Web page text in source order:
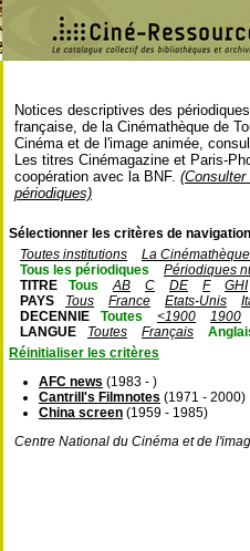
Notices descriptives des
française, de la Cinémathèque de
Cinéma et de l'image animée,
Les titres Cinémagazine et Paris-
coopération avec la BNF.
périodiques)
Sélectionner les critères de
Toutes institutions
La
Tous les périodiques
Périodiques
TITRE
Tous AB C DE F
GHI
PAYS
Tous France Etats-Unis
DECENNIE
Toutes <1900
1900
LANGUE
Toutes Français
Réinitialiser les critères
AFC news (1983 - )
Cantrill's Filmnotes (1971 - 2000)
China screen (1959 - 1985)
Centre National du Cinéma et de